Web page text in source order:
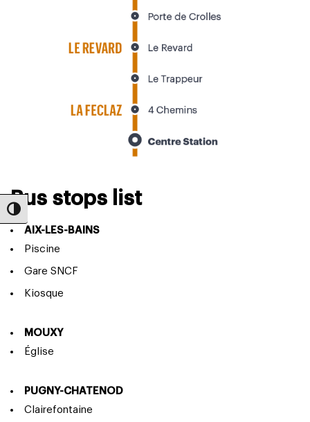
Toggle High Contrast
Bus stops list
AIX-LES-BAINS
Piscine
Gare SNCF
Kiosque
MOUXY
Église
PUGNY-CHATENOD
Clairefontaine